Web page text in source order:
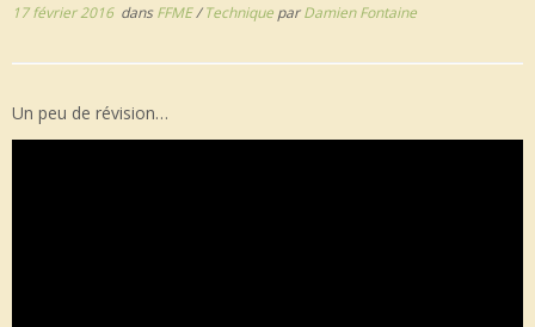
17 février 2016dansFFME/Technique parDamien Fontaine
Un peu de révision…